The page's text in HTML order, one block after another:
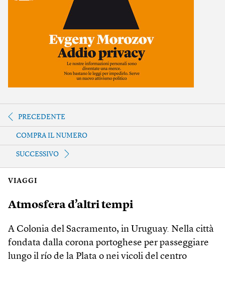
PRECEDENTE
COMPRA IL NUMERO
SUCCESSIVO
VIAGGI
Atmosfera d’altri tempi
A Colonia del Sacramento, in Uruguay. Nella città
fondata dalla corona portoghese per passeggiare
lungo il río de la Plata o nei vicoli del centro